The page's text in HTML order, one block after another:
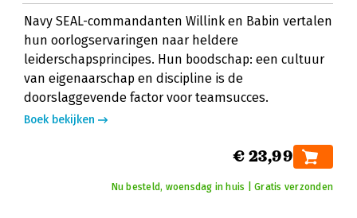
Navy SEAL-commandanten Willink en Babin vertalen
hun oorlogservaringen naar heldere
leiderschapsprincipes. Hun boodschap: een cultuur
van eigenaarschap en discipline is de
doorslaggevende factor voor teamsucces.
Boek bekijken
€ 23,99
Nu besteld, woensdag in huis | Gratis verzonden